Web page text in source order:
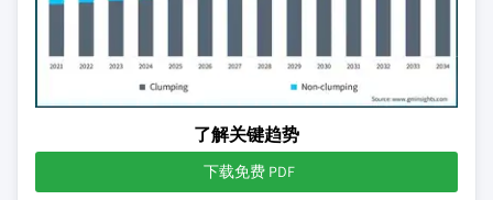
了解关键趋势
下载免费 PDF